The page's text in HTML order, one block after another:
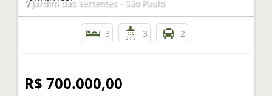
Jardim das Vertentes - São Paulo
3 3 2
R$ 700.000,00